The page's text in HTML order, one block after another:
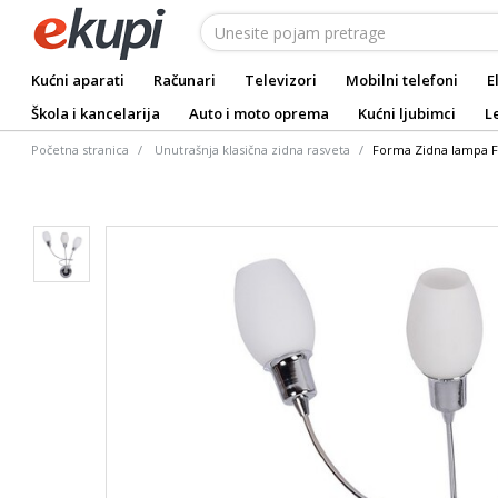
Kućni aparati Računari Televizori Mobilni telefoni
Škola i kancelarija
Auto i moto oprema Kućni ljubimci
Početna stranica Unutrašnja klasična zidna rasveta Forma Zidna lampa